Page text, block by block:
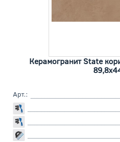
Керамогранит State
Арт.: